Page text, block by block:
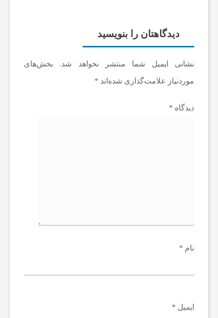
دیدگاهتان را بنویسید
نشانی ایمیل شما منتشر نخواهد شد. بخش‌های
موردنیاز علامت‌گذاری شده‌اند *
دیدگاه *
نام *
ایمیل *